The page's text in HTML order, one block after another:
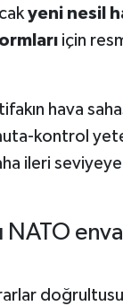
yeni nesil
için
hava
kontrol
ileri seviyeye
NATO